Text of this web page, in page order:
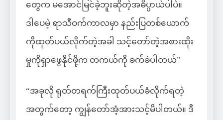
တွေက မအောင်မြင်ခဲ့ဘူးဆိုတဲ့အဓိပ္ပာယ်ပါပဲ။
ဒါပေမဲ့ ရာသီဝက်ကာလမှာ နည်းပြတစ်ယောက်
ကိုထုတ်ပယ်လိုက်တဲ့အခါ သင့်တော်တဲ့အစားထိုး
မှုကိုရှာဖွေနိုင်ဖို့က တကယ်ကို ခက်ခဲပါတယ်”
“အခုလို ရုတ်တရက်ကြီးထုတ်ပယ်ခံလိုက်ရတဲ့
အတွက်တော့ ကျွန်တော်အံ့အားသင့်မိပါတယ်။ ဒီ